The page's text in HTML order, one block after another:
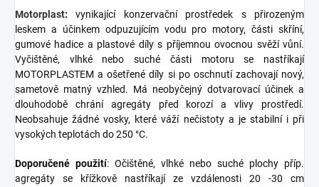
Motorplast: vynikající konzervační prostředek s přirozeným
leskem a účinkem odpuzujícím vodu pro motory, části skříní,
gumové hadice a plastové díly s příjemnou ovocnou svěží vůní.
Vyčištěné, vlhké nebo suché části motoru se nastříkají
MOTORPLASTEM a ošetřené díly si po oschnutí zachovají nový,
sametově matný vzhled. Má neobyčejný dotvarovací účinek a
dlouhodobě chrání agregáty před korozí a vlivy prostředí.
Neobsahuje žádné vosky, které váží nečistoty a je stabilní i při
vysokých teplotách do 250 °C.
Doporučené použití: Očištěné, vlhké nebo suché plochy příp.
agregáty se křížkově nastříkají ze vzdálenosti 20 -30 cm